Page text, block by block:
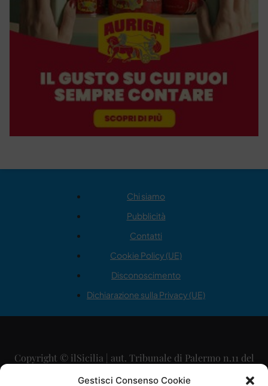
Gestisci Consenso Cookie
Chi siamo
Pubblicità
Contatti
Cookie Policy (UE)
Disconoscimento
Dichiarazione sulla Privacy (UE)
Copyright © ilSicilia | aut. Tribunale di Palermo n.11 del
29/09/2015